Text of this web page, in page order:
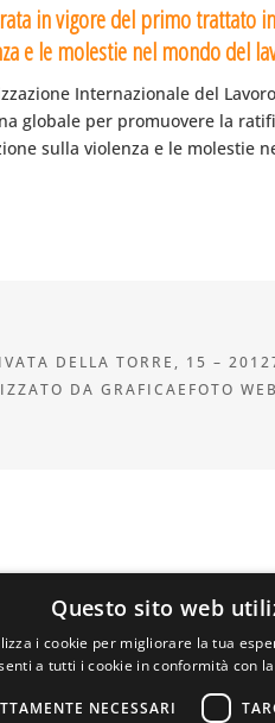
in vigore del primo trattato
e le molestie nel mondo del
Internazionale del
globale per promuovere la
sulla violenza e le molestie
DELLA TORRE, 15 –
DA GRAFICAEFOTO
Questo sito web
i cookie per migliorare la tua
a tutti i cookie in conformità con
NECESSARI